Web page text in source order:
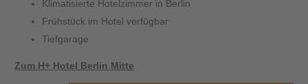
Klimatisierte Hotelzimmer in Berlin
Frühstück im Hotel verfügbar
Tiefgarage
Zum H+ Hotel Berlin Mitte